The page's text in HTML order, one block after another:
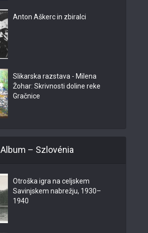
Anton Aškerc in zbiralci
Slikarska razstava - Milena
Žohar: Skrivnosti doline reke
Gračnice
Album – Szlovénia
Otroška igra na celjskem
Savinjskem nabrežju, 1930–
1940